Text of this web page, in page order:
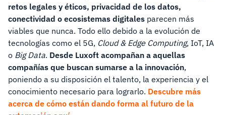
retos legales y éticos, privacidad de los datos,
conectividad o ecosistemas digitales parecen más
viables que nunca. Todo ello debido a la evolución de
tecnologías como el 5G, Cloud & Edge Computing, IoT, IA
o Big Data. Desde Luxoft acompañan a aquellas
compañías que buscan sumarse a la innovación,
poniendo a su disposición el talento, la experiencia y el
conocimiento necesario para lograrlo. Descubre más
acerca de cómo están dando forma al futuro de la